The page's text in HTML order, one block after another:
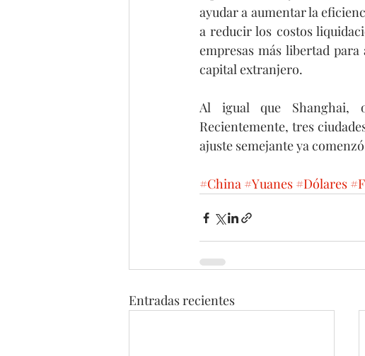
ayudar a aumentar la
a reducir los costos
empresas más libertad
capital extranjero.
Al igual que Shanghai,
Recientemente, tres
ajuste semejante ya
#China #Yuanes #Dólares
Entradas recientes